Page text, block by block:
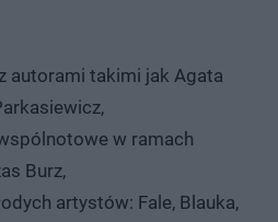
autorami takimi jak Agata
w ramach
Burz,
artystów: Fale, Blauka,